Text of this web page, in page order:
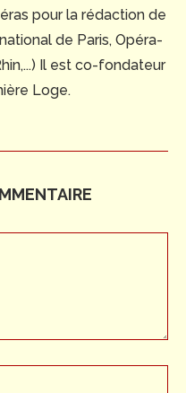
pour la rédaction de
de Paris, Opéra-
Il est co-fondateur
Loge.